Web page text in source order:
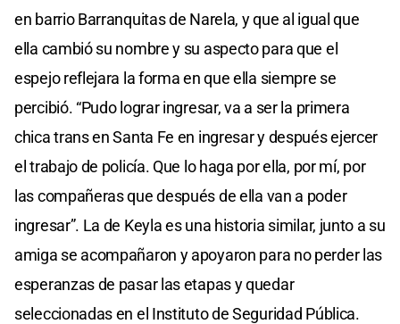
en barrio Barranquitas de Narela, y que al igual que
ella cambió su nombre y su aspecto para que el
espejo reflejara la forma en que ella siempre se
percibió. “Pudo lograr ingresar, va a ser la primera
chica trans en Santa Fe en ingresar y después ejercer
el trabajo de policía. Que lo haga por ella, por mí, por
las compañeras que después de ella van a poder
ingresar”. La de Keyla es una historia similar, junto a su
amiga se acompañaron y apoyaron para no perder las
esperanzas de pasar las etapas y quedar
seleccionadas en el Instituto de Seguridad Pública.